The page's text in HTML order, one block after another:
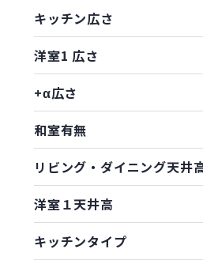
キッチン広さ
洋室1 広さ
+α広さ
和室有無
リビング・ダイニング天井
洋室１天井高
キッチンタイプ